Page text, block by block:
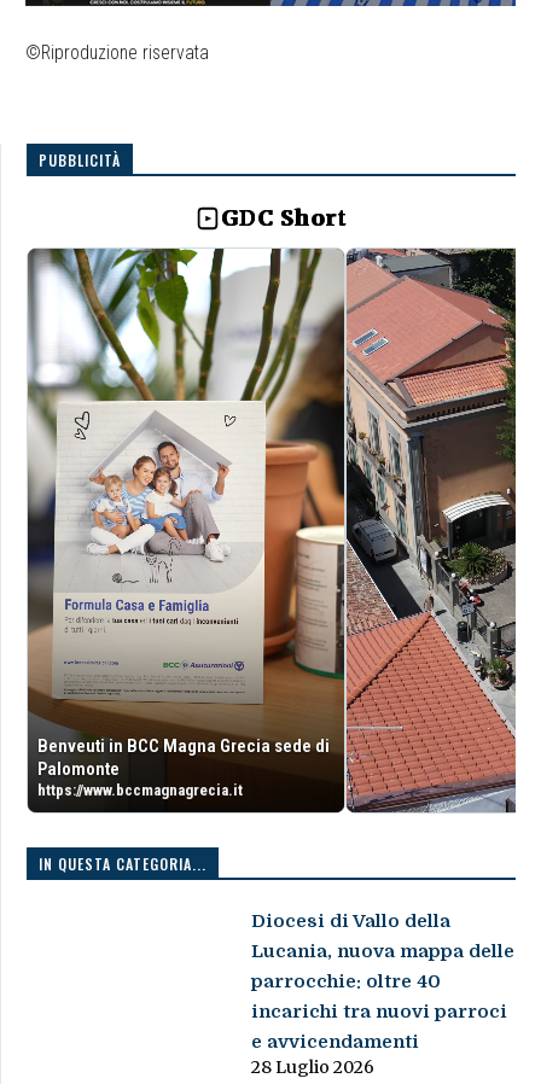
©Riproduzione riservata
PUBBLICITÀ
GDC Short
Benveuti in BCC Magna Grecia sede di
Palomonte
https://www.bccmagnagrecia.it
IN QUESTA CATEGORIA...
Diocesi di Vallo della
Lucania, nuova mappa delle
parrocchie: oltre 40
incarichi tra nuovi parroci
e avvicendamenti
28 Luglio 2026